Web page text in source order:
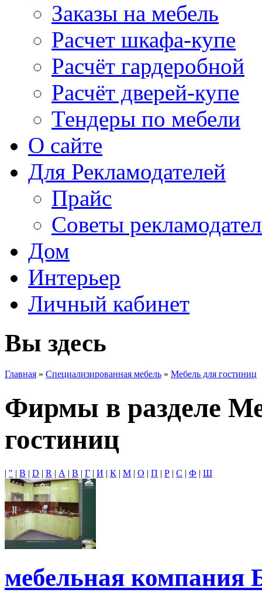
Заказы на мебель
Расчет шкафа-купе
Расчёт гардеробной
Расчёт дверей-купе
Тендеры по мебели
О сайте
Для Рекламодателей
Прайс
Советы
Дом
Интерьер
Личный кабинет
Вы здесь
Главная » Специализированная мебель » Мебель для гостиниц
Фирмы в разделе
гостиниц
| " | B | D | R | А | В | Г | И | К | М | О | П | Р | С | Ф | Ш
мебельная компания